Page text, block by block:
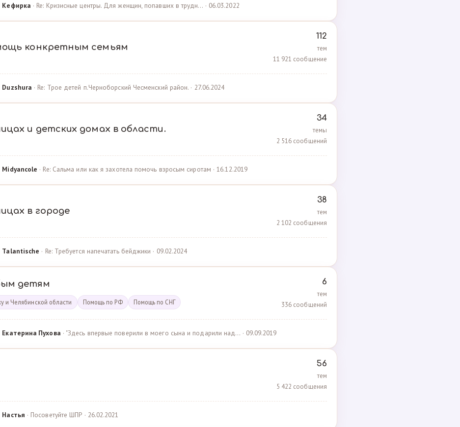
Кефирка · Re: Кризисные центры. Для женщин, попавших в трудн… · 06.03.2022
конкретным семьям
112
тем
11 921 сообщение
Duzshura · Re: Трое детей п.Черноборский Чесменский район. · 27.06.2024
и детских домах в области.
34
темы
2 516 сообщений
Midyancole · Re: Сальма или как я захотела помочь взросым сиротам · 16.12.2019
в городе
38
тем
2 102 сообщения
Talantische · Re: Требуется напечатать бейджики · 09.02.2024
детям
и Челябинской области Помощь по РФ Помощь по СНГ
6
тем
336 сообщений
Екатерина Пухова · "Здесь впервые поверили в моего сына и подарили над… · 09.09.2019
56
тем
5 422 сообщения
Настья · Посоветуйте ШПР · 26.02.2021